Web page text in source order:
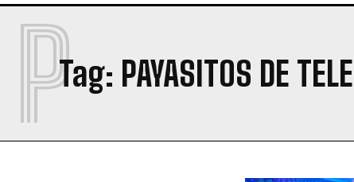
Tag: PAYASITOS DE
P